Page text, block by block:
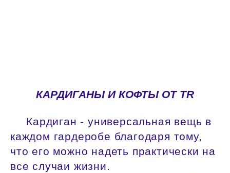
КАРДИГАНЫ И КОФТЫ ОТ TR
Кардиган - универсальная вещь в
каждом гардеробе благодаря тому,
что его можно надеть практически на
все случаи жизни.